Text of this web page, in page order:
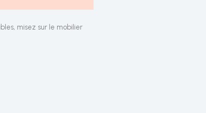
misez sur le mobilier